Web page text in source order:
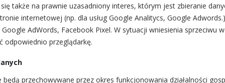
45 × 28 × 22 cm
także na prawnie uzasadniony interes, którym jest zbieranie
internetowej (np. dla usług Google Analitycs, Google
AdWords, Facebook Pixel. W sytuacji wniesienia sprzeciwu
odpowiednio przeglądarkę.
przechowywane przez okres funkcjonowania działalności